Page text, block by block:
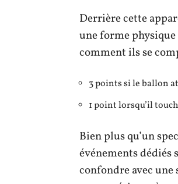
Derrière cette
une forme
comment ils se
3 points si le ballon
1 point lorsqu’il
Bien plus qu’un
événements
confondre avec